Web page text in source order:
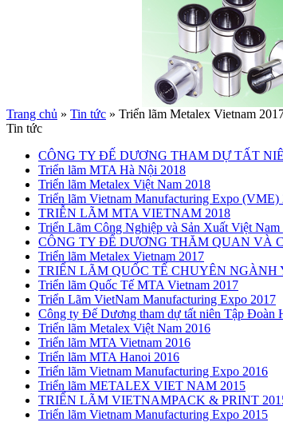
Trang chủ » Tin tức » Triển lãm Metalex Vietnam
Tin tức
CÔNG TY ĐẾ DƯƠNG THAM DỰ TẤT
Triển lãm MTA Hà Nội 2018
Triển lãm Metalex Việt Nam 2018
Triển lãm Vietnam Manufacturing Expo (VME)
TRIỄN LÃM MTA VIETNAM 2018
Triển Lãm Công Nghiệp và Sản Xuất Việt
CÔNG TY ĐẾ DƯƠNG THĂM QUAN VÀ
Triển lãm Metalex Vietnam 2017
TRIỂN LÃM QUỐC TẾ CHUYÊN NGÀNH
Triển lãm Quốc Tế MTA Vietnam 2017
Triển Lãm VietNam Manufacturing Expo 2017
Công ty Đế Dương tham dự tất niên Tập Đoàn
Triển lãm Metalex Việt Nam 2016
Triển lãm MTA Vietnam 2016
Triển lãm MTA Hanoi 2016
Triển lãm Vietnam Manufacturing Expo 2016
Triển lãm METALEX VIET NAM 2015
TRIỂN LÃM VIETNAMPACK & PRINT
Triển lãm Vietnam Manufacturing Expo 2015